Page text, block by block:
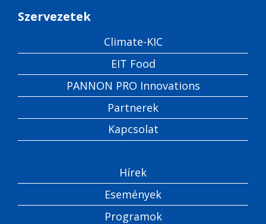
Szervezetek
Climate-KIC
EIT Food
PANNON PRO Innovations
Partnerek
Kapcsolat
Hírek
Események
Programok